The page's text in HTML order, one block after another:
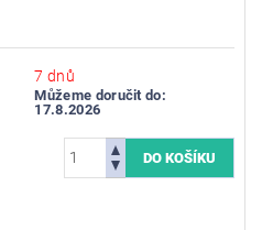
7 dnů
Můžeme doručit do:
17.8.2026